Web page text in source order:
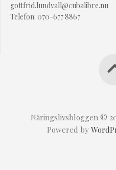
gottfrid.lundvall@cubalibre.nu
Telefon: 070-677 8867
Näringslivsbloggen ©
Powered by